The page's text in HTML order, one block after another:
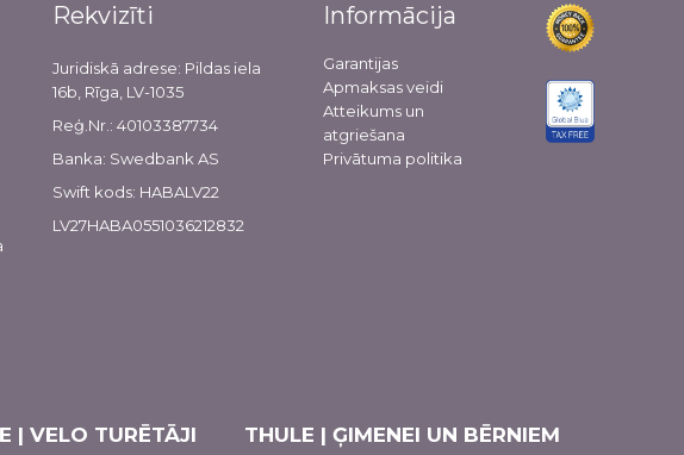
Rekvizīti
Juridiskā adrese: Pildas iela
16b, Rīga, LV-1035
Reģ.Nr.: 40103387734
Banka: Swedbank AS
Swift kods: HABALV22
LV27HABA0551036212832
Informācija
Garantijas
Apmaksas veidi
Atteikums un
atgriešana
Privātuma politika
| VELO TURĒTĀJI THULE | ĢIMENEI UN BĒRNIEM